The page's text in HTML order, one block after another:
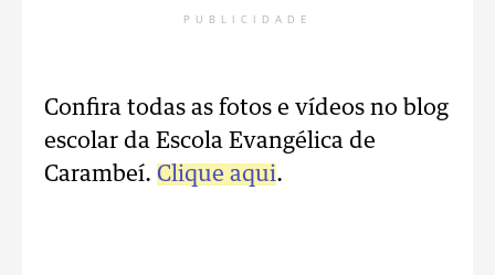
PUBLICIDADE
Confira todas as fotos e vídeos no blog
escolar da Escola Evangélica de
Carambeí. Clique aqui.